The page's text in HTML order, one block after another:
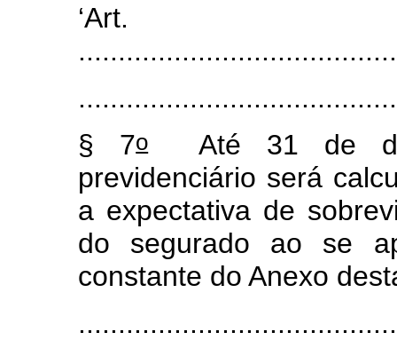
§ 7oAté 31 de
previdenciário será
a expectativa de
do segurado ao se
constante do Anexo